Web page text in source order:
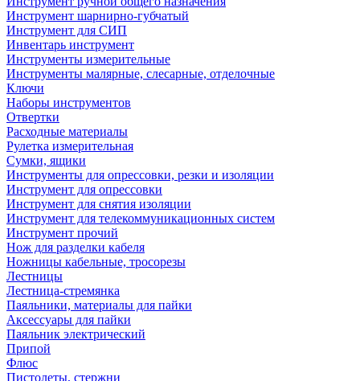
Инструмент шарнирно-губчатый
Инструмент для СИП
Инвентарь инструмент
Инструменты измерительные
Инструменты малярные, слесарные, отделочные
Ключи
Наборы инструментов
Отвертки
Расходные материалы
Рулетка измерительная
Сумки, ящики
Инструменты для опрессовки, резки и изоляции
Инструмент для опрессовки
Инструмент для снятия изоляции
Инструмент для телекоммуникационных систем
Инструмент прочий
Нож для разделки кабеля
Ножницы кабельные, тросорезы
Лестницы
Лестница-стремянка
Паяльники, материалы для пайки
Аксессуары для пайки
Паяльник электрический
Припой
Флюс
Пистолеты, стержни